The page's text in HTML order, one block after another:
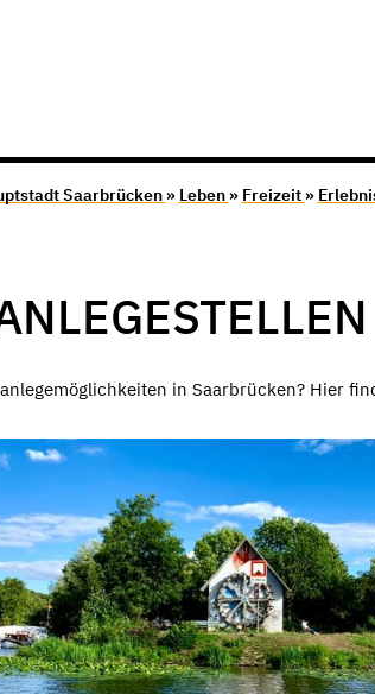
Saarbrücken » Leben » Freizeit »
in Saarbrücken? Hier